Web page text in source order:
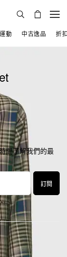
運動 中古逸品 折
間了解我們的最
訂閱